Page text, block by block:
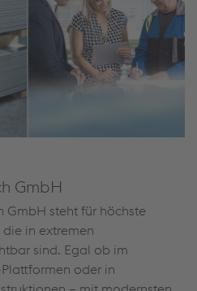
GmbH
GmbH steht für höchste
in extremen
sind. Egal ob im
oder in